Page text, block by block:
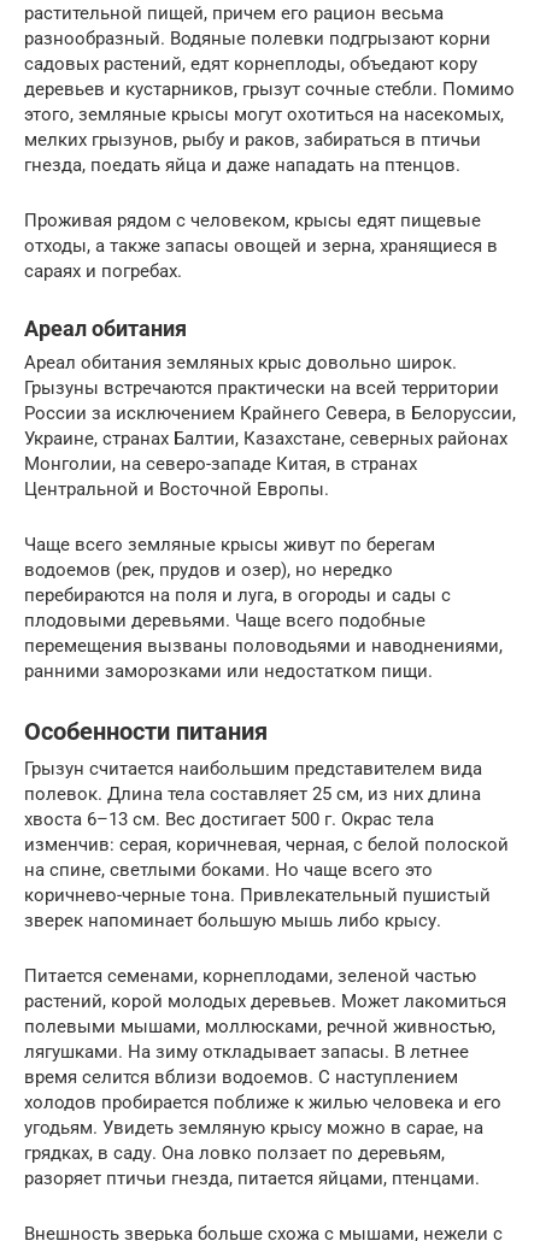
растительной пищей, причем его рацион весьма
разнообразный. Водяные полевки подгрызают корни
садовых растений, едят корнеплоды, объедают кору
деревьев и кустарников, грызут сочные стебли. Помимо
этого, земляные крысы могут охотиться на насекомых,
мелких грызунов, рыбу и раков, забираться в птичьи
гнезда, поедать яйца и даже нападать на птенцов.
Проживая рядом с человеком, крысы едят пищевые
отходы, а также запасы овощей и зерна, хранящиеся в
сараях и погребах.
Ареал обитания
Ареал обитания земляных крыс довольно широк.
Грызуны встречаются практически на всей территории
России за исключением Крайнего Севера, в Белоруссии,
Украине, странах Балтии, Казахстане, северных районах
Монголии, на северо-западе Китая, в странах
Центральной и Восточной Европы.
Чаще всего земляные крысы живут по берегам
водоемов (рек, прудов и озер), но нередко
перебираются на поля и луга, в огороды и сады с
плодовыми деревьями. Чаще всего подобные
перемещения вызваны половодьями и наводнениями,
ранними заморозками или недостатком пищи.
Особенности питания
Грызун считается наибольшим представителем вида
полевок. Длина тела составляет 25 см, из них длина
хвоста 6–13 см. Вес достигает 500 г. Окрас тела
изменчив: серая, коричневая, черная, с белой полоской
на спине, светлыми боками. Но чаще всего это
коричнево-черные тона. Привлекательный пушистый
зверек напоминает большую мышь либо крысу.
Питается семенами, корнеплодами, зеленой частью
растений, корой молодых деревьев. Может лакомиться
полевыми мышами, моллюсками, речной живностью,
лягушками. На зиму откладывает запасы. В летнее
время селится вблизи водоемов. С наступлением
холодов пробирается поближе к жилью человека и его
угодьям. Увидеть земляную крысу можно в сарае, на
грядках, в саду. Она ловко ползает по деревьям,
разоряет птичьи гнезда, питается яйцами, птенцами.
Внешность зверька больше схожа с мышами, нежели с